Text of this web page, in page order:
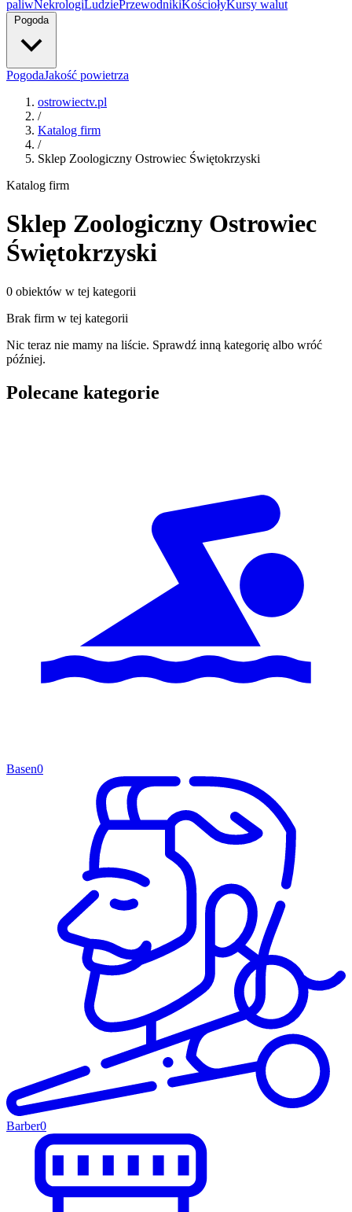
paliwNekrologiLudziePrzewodnikiKościołyKursy walut
Pogoda
PogodaJakość powietrza
ostrowiectv.pl
/
Katalog firm
/
Sklep Zoologiczny Ostrowiec Świętokrzyski
Katalog firm
Sklep Zoologiczny Ostrowiec
Świętokrzyski
0 obiektów w tej kategorii
Brak firm w tej kategorii
Nic teraz nie mamy na liście. Sprawdź inną kategorię albo wróć
później.
Polecane kategorie
Basen0
Barber0